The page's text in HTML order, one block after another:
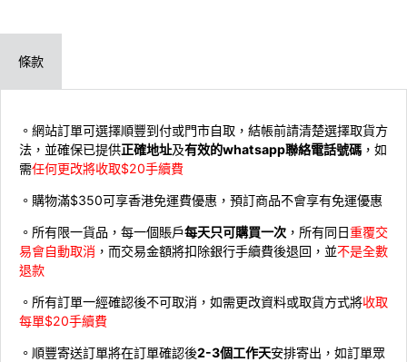
條款
。網站訂單可選擇順豐到付或門市自取，結帳前請清楚選擇取貨方
法，並確保已提供正確地址及有效的whatsapp聯絡電話號碼 ，如
需任何更改將收取$20手續費
。購物滿$350可享香港免運費優惠，預訂商品不會享有免運優惠
。所有限一貨品，每一個賬戶每天只可購買一次 ，所有同日重覆交
易會自動取消 ，而交易金額將扣除銀行手續費後退回，並不是全數
退款
。所有訂單一經確認後不可取消，如需更改資料或取貨方式將收取
每單$20手續費
。順豐寄送訂單將在訂單確認後2-3個工作天安排寄出，如訂單眾